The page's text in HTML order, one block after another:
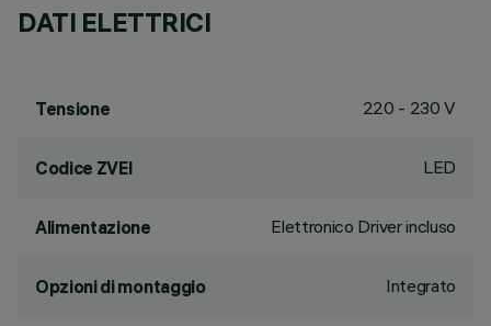
DATI ELETTRICI
Tensione 220 - 230 V
Codice ZVEI LED
Alimentazione Elettronico Driver incluso
Opzioni di montaggio Integrato